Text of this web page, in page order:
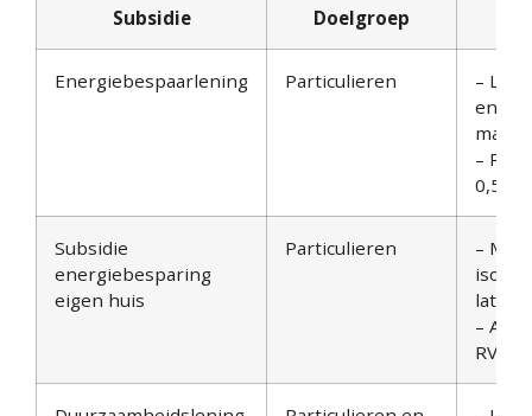
Subsidie Doelgroep
Energiebespaarlening Particulieren
–
–
0,5%
Subsidie
energiebesparing
eigen huis
Particulieren
–
laten
–
RVO